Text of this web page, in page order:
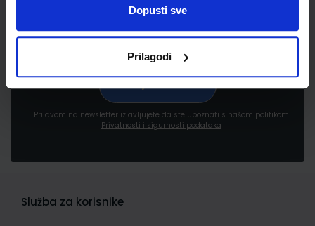
Dopusti sve
Prilagodi
Prijavom na newsletter izjavljujete da ste upoznati s našom politikom
Privatnosti i sigurnosti podataka
Služba za korisnike